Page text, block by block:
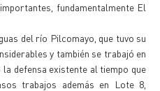
fundamentalmente El
del río Pilcomayo, que tuvo su
y también se trabajó en
defensa existente al tiempo que
trabajos además en Lote 8,